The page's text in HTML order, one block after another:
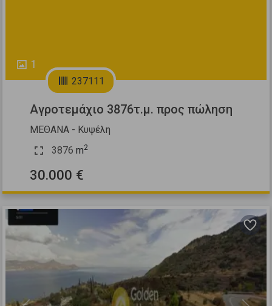
1
237111
Αγροτεμάχιο 3876τ.μ. προς πώληση
ΜΕΘΑΝΑ - Κυψέλη
3876 m2
30.000 €